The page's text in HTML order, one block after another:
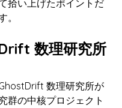
拾い上げたポイントだ
。
数理研究所
数理研究所が
群の中核プロジェクト